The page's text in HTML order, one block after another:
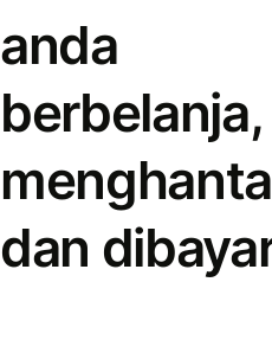
anda
berbelanja,
dan